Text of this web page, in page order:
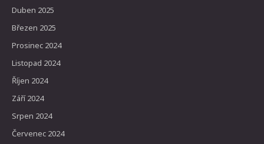
Duben 2025
Březen 2025
Prosinec 2024
Listopad 2024
Říjen 2024
Září 2024
Srpen 2024
Červenec 2024